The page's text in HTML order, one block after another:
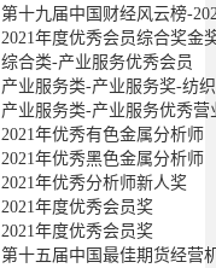
第十九届中国财经风云榜-
2021年度优秀会员综合奖金
综合类-产业服务优秀会员
产业服务类-产业服务奖-纺
产业服务类-产业服务优秀
2021年优秀有色金属分析师
2021年优秀黑色金属分析师
2021年优秀分析师新人奖
2021年度优秀会员奖
2021年度优秀会员奖
第十五届中国最佳期货经营